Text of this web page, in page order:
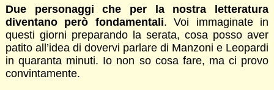
Due personaggi che per la nostra letteratura
diventano però fondamentali. Voi immaginate in
questi giorni preparando la serata, cosa posso aver
patito all’idea di dovervi parlare di Manzoni e Leopardi
in quaranta minuti. Io non so cosa fare, ma ci provo
convintamente.